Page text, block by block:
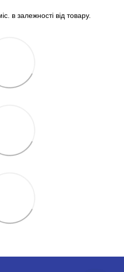
в залежності від товару.